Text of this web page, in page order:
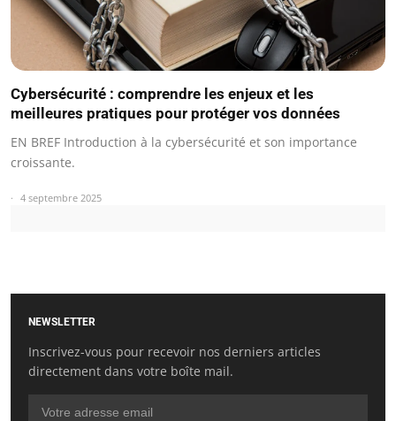
Cybersécurité : comprendre les enjeux et les
meilleures pratiques pour protéger vos données
EN BREF Introduction à la cybersécurité et son importance
croissante.
4 septembre 2025
NEWSLETTER
Inscrivez-vous pour recevoir nos derniers articles
directement dans votre boîte mail.